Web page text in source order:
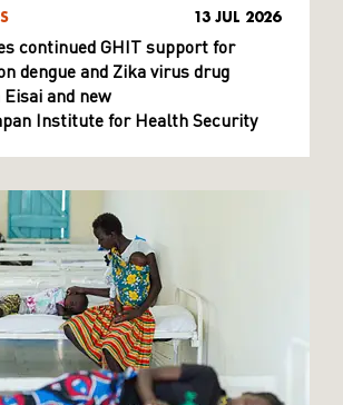
13 JUL 2026
continued GHIT support for
dengue and Zika virus drug
and new
Institute for Health Security